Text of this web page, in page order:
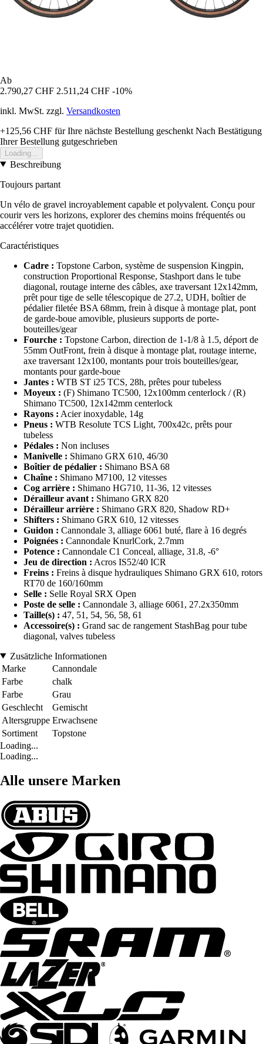
Ab
2.790,27 CHF 2.511,24 CHF -10%
inkl. MwSt. zzgl. Versandkosten
+125,56 CHF für Ihre nächste Bestellung geschenkt Nach Bestätigung
Ihrer Bestellung gutgeschrieben
Loading...
Beschreibung
Toujours partant
Un vélo de gravel incroyablement capable et polyvalent. Conçu pour
courir vers les horizons, explorer des chemins moins fréquentés ou
accélérer votre trajet quotidien.
Caractéristiques
Cadre : Topstone Carbon, système de suspension Kingpin,
construction Proportional Response, Stashport dans le tube
diagonal, routage interne des câbles, axe traversant 12x142mm,
prêt pour tige de selle télescopique de 27.2, UDH, boîtier de
pédalier filetée BSA 68mm, frein à disque à montage plat, pont
de garde-boue amovible, plusieurs supports de porte-
bouteilles/gear
Fourche : Topstone Carbon, direction de 1-1/8 à 1.5, déport de
55mm OutFront, frein à disque à montage plat, routage interne,
axe traversant 12x100, montants pour trois bouteilles/gear,
montants pour garde-boue
Jantes : WTB ST i25 TCS, 28h, prêtes pour tubeless
Moyeux : (F) Shimano TC500, 12x100mm centerlock / (R)
Shimano TC500, 12x142mm centerlock
Rayons : Acier inoxydable, 14g
Pneus : WTB Resolute TCS Light, 700x42c, prêts pour
tubeless
Pédales : Non incluses
Manivelle : Shimano GRX 610, 46/30
Boîtier de pédalier : Shimano BSA 68
Chaîne : Shimano M7100, 12 vitesses
Cog arrière : Shimano HG710, 11-36, 12 vitesses
Dérailleur avant : Shimano GRX 820
Dérailleur arrière : Shimano GRX 820, Shadow RD+
Shifters : Shimano GRX 610, 12 vitesses
Guidon : Cannondale 3, alliage 6061 buté, flare à 16 degrés
Poignées : Cannondale KnurlCork, 2.7mm
Potence : Cannondale C1 Conceal, alliage, 31.8, -6°
Jeu de direction : Acros IS52/40 ICR
Freins : Freins à disque hydrauliques Shimano GRX 610, rotors
RT70 de 160/160mm
Selle : Selle Royal SRX Open
Poste de selle : Cannondale 3, alliage 6061, 27.2x350mm
Taille(s) : 47, 51, 54, 56, 58, 61
Accessoire(s) : Grand sac de rangement StashBag pour tube
diagonal, valves tubeless
Zusätzliche Informationen
Marke
Cannondale
Farbe
chalk
Farbe
Grau
Geschlecht
Gemischt
Altersgruppe Erwachsene
Sortiment
Topstone
Loading...
Loading...
Alle unsere Marken